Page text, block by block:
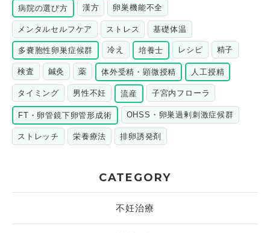
病院の選び方 漢方 卵巣機能不全
メンタルセルフケア ストレス 基礎体温
多嚢胞性卵巣症候群 冷え 培養士 レシピ 精子
検査 鍼灸 薬 体外受精・顕微授精 人工授精
タイミング 男性不妊 流産 子宮内フローラ
FT・卵管鏡下卵管形成術 OHSS・卵巣過剰刺激症候群
ストレッチ 栄養療法 排卵誘発剤
CATEGORY
不妊治療